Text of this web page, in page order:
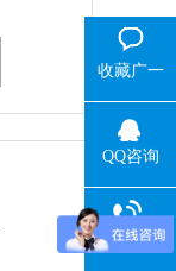
收藏广一
QQ咨询
热线电话